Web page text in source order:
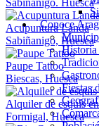
Conoce
Historia
Fiestas
Acupuntura Landa
Sabiñanigo, Huesca
Paupe Tattoo
Biescas, Huesca
Alquiler de esquís
Formigal, Huesca